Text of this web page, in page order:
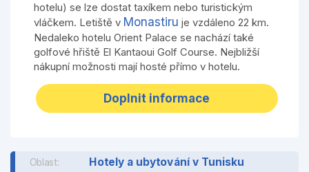
hotelu) se lze dostat taxíkem nebo turistickým
vláčkem. Letiště v Monastiru je vzdáleno 22 km.
Nedaleko hotelu Orient Palace se nachází také
golfové hřiště El Kantaoui Golf Course. Nejbližší
nákupní možnosti mají hosté přímo v hotelu.
Doplnit informace
Oblast: Hotely a ubytování v Tunisku